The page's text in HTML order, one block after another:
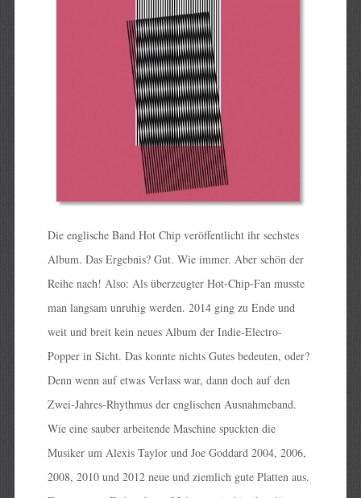
Die englische Band Hot Chip veröffentlicht ihr sechstes
Album. Das Ergebnis? Gut. Wie immer. Aber schön der
Reihe nach! Also: Als überzeugter Hot-Chip-Fan musste
man langsam unruhig werden. 2014 ging zu Ende und
weit und breit kein neues Album der Indie-Electro-
Popper in Sicht. Das konnte nichts Gutes bedeuten, oder?
Denn wenn auf etwas Verlass war, dann doch auf den
Zwei-Jahres-Rhythmus der englischen Ausnahmeband.
Wie eine sauber arbeitende Maschine spuckten die
Musiker um Alexis Taylor und Joe Goddard 2004, 2006,
2008, 2010 und 2012 neue und ziemlich gute Platten aus.